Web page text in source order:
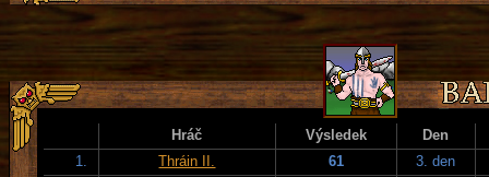
Hráč Výsledek
Den
1.
Thráin II. 61
3. den